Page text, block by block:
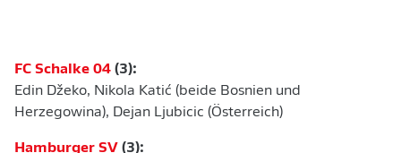
FC Schalke 04 (3):
Edin Džeko, Nikola Katić (beide Bosnien und
Herzegowina), Dejan Ljubicic (Österreich)
Hamburger SV (3):